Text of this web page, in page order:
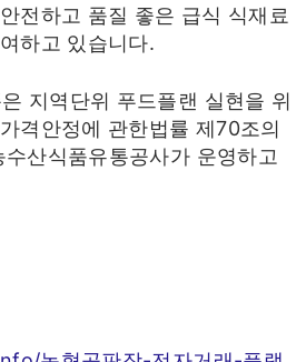
전하고 품질 좋은 급식 식재료
하고 있습니다.
지역단위 푸드플랜 실현을 위
격안정에 관한법률 제70조의
산식품유통공사가 운영하고